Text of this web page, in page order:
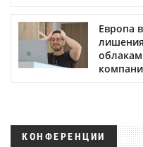
Европа
КОНФЕРЕНЦИИ